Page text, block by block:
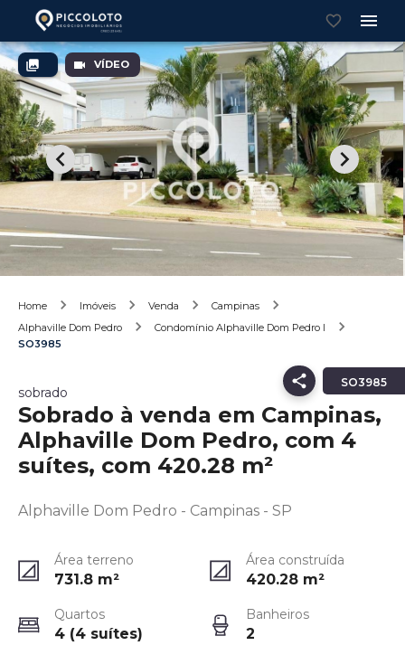
VÍDEO
Home Imóveis Venda
Campinas
Alphaville Dom Pedro
Condomínio Alphaville Dom Pedro I
SO3985
SO3985
sobrado
Sobrado à venda em Campinas,
Alphaville Dom Pedro, com 4
suítes, com 420.28 m²
Alphaville Dom Pedro - Campinas - SP
Área terreno
731.8 m²
Área construída
420.28 m²
Quartos
4 (4 suítes)
Banheiros
2